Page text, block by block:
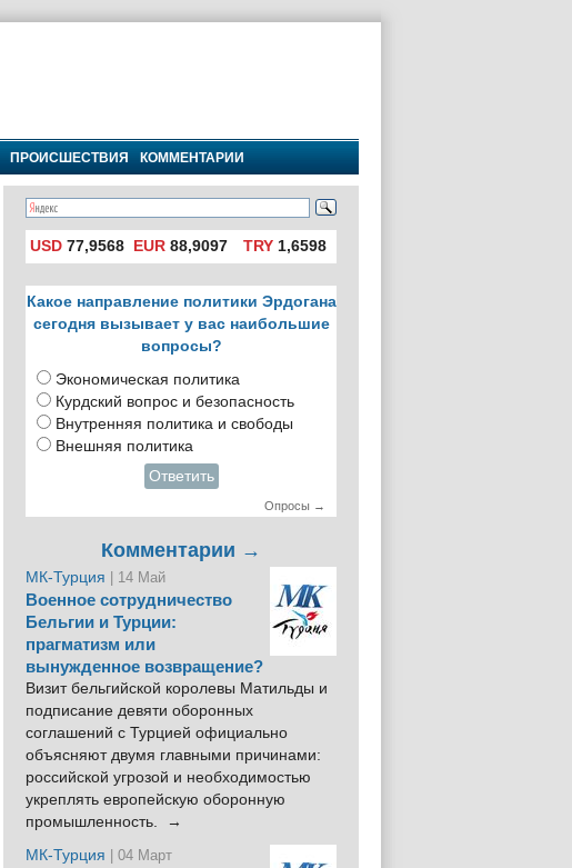
ПРОИСШЕСТВИЯ КОММЕНТАРИИ
USD 77,9568 EUR 88,9097 TRY1,6598
Какое направление политики Эрдогана
сегодня вызывает у вас наибольшие
вопросы?
Экономическая политика
Курдский вопрос и безопасность
Внутренняя политика и свободы
Внешняя политика
Ответить
Опросы →
Комментарии →
МК-Турция | 14 Май
Военное сотрудничество
Бельгии и Турции:
прагматизм или
вынужденное возвращение?
Визит бельгийской королевы Матильды и
подписание девяти оборонных
соглашений с Турцией официально
объясняют двумя главными причинами:
российской угрозой и необходимостью
укреплять европейскую оборонную
промышленность. →
МК-Турция
| 04 Март